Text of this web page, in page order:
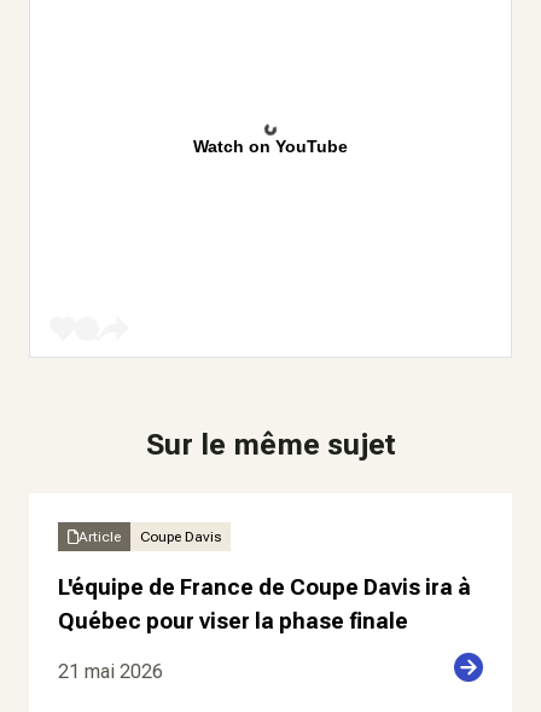
Watch on YouTube
Sur le même sujet
Article Coupe Davis
L'équipe de France de Coupe Davis ira à
Québec pour viser la phase finale
21 mai 2026